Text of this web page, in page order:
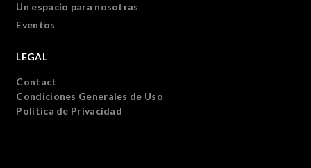
Un espacio para nosotras
Eventos
LEGAL
Contact
Condiciones Generales de Uso
Política de Privacidad